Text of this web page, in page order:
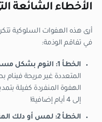
الأخطاء الشائعة
أرى هذه الهفوات السلوكية
في تفاقم الوذمة:
الخطأ 1: النوم بشكل مسطح.
المتعددة غير مريحة فينام
إلى 4 أيام إضافية!
الخطأ 2: لمس أو دلك المنطقة المتورمة.